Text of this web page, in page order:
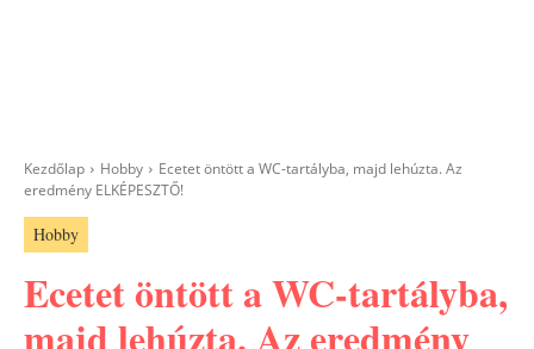
Kezdőlap Hobby
Ecetet öntött a WC-tartályba, majd lehúzta. Az
eredmény ELKÉPESZTŐ!
Hobby
Ecetet öntött a WC-tartályba,
majd lehúzta. Az eredmény